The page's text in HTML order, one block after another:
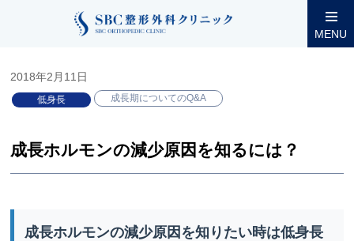
MENU
整形外科コラム 小児低身長 成長期についてのQ&A 成長
2018年2月11日
低身長 成長期についてのQ&A
成長ホルモンの減少原因を知るには？
成長ホルモンの減少原因を知りたい時は低身長